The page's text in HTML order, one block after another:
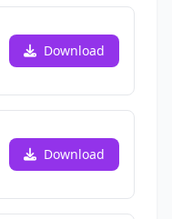
Download
Download